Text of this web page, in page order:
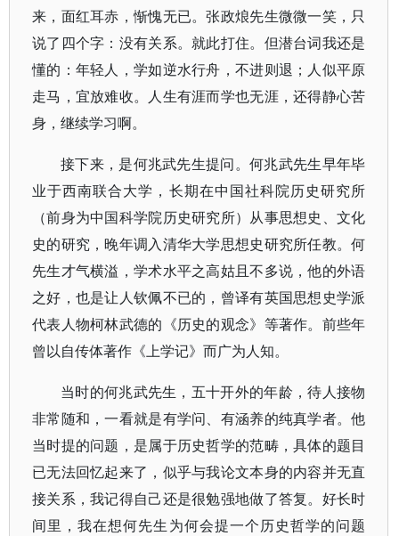
来，面红耳赤，惭愧无已。张政烺先生微微一笑，只
说了四个字：没有关系。就此打住。但潜台词我还是
懂的：年轻人，学如逆水行舟，不进则退；人似平原
走马，宜放难收。人生有涯而学也无涯，还得静心苦
身，继续学习啊。
接下来，是何兆武先生提问。何兆武先生早年毕
业于西南联合大学，长期在中国社科院历史研究所
（前身为中国科学院历史研究所）从事思想史、文化
史的研究，晚年调入清华大学思想史研究所任教。何
先生才气横溢，学术水平之高姑且不多说，他的外语
之好，也是让人钦佩不已的，曾译有英国思想史学派
代表人物柯林武德的《历史的观念》等著作。前些年
曾以自传体著作《上学记》而广为人知。
当时的何兆武先生，五十开外的年龄，待人接物
非常随和，一看就是有学问、有涵养的纯真学者。他
当时提的问题，是属于历史哲学的范畴，具体的题目
已无法回忆起来了，似乎与我论文本身的内容并无直
接关系，我记得自己还是很勉强地做了答复。好长时
间里，我在想何先生为何会提一个历史哲学的问题